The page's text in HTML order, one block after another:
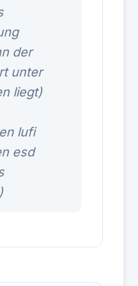
der
unter
liegt)
lufi
esd